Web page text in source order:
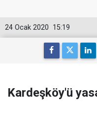
15:19
24 Ocak 2020
Kardeşköy'ü